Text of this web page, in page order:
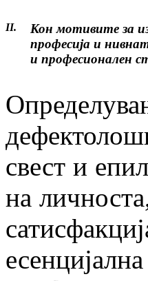
II.
Кон мотивите за
професија и
и професионален
свест и
на